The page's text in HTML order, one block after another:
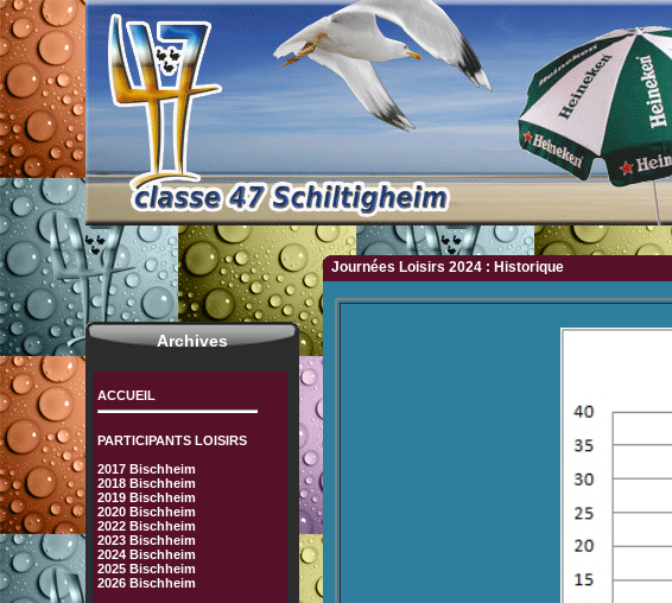
Archives
ACCUEIL
PARTICIPANTS LOISIRS
2017 Bischheim
2018 Bischheim
2019 Bischheim
2020 Bischheim
2022 Bischheim
2023 Bischheim
2024 Bischheim
2025 Bischheim
2026 Bischheim
Journées Loisirs 2024 : Historique